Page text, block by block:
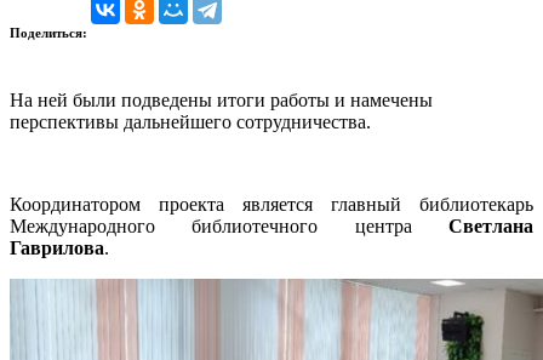
Поделиться:
На ней были подведены итоги работы и намечены
перспективы дальнейшего сотрудничества.
Координатором проекта является главный библиотекарь
Международного библиотечного центра Светлана
Гаврилова.